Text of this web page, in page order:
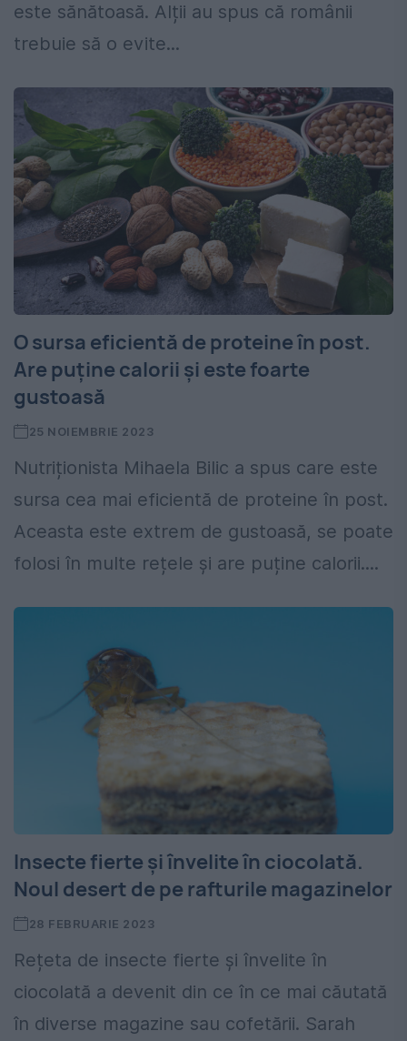
este sănătoasă. Alții au spus că românii
trebuie să o evite...
O sursa eficientă de proteine în post.
Are puține calorii și este foarte
gustoasă
25 NOIEMBRIE 2023
Nutriționista Mihaela Bilic a spus care este
sursa cea mai eficientă de proteine în post.
Aceasta este extrem de gustoasă, se poate
folosi în multe rețele și are puține calorii....
Insecte fierte şi învelite în ciocolată.
Noul desert de pe rafturile magazinelor
28 FEBRUARIE 2023
Rețeta de insecte fierte şi învelite în
ciocolată a devenit din ce în ce mai căutată
în diverse magazine sau cofetării. Sarah